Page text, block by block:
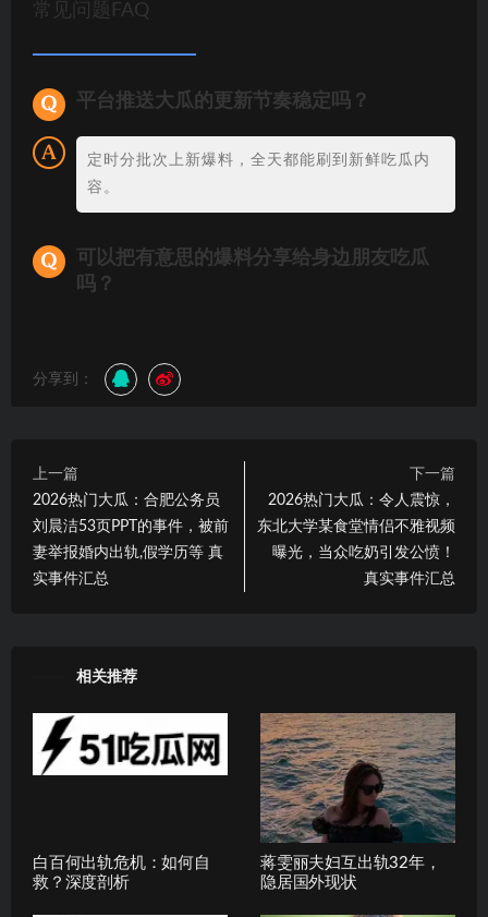
常见问题FAQ
平台推送大瓜的更新节奏稳定吗？
定时分批次上新爆料，全天都能刷到新鲜吃瓜内
容。
可以把有意思的爆料分享给身边朋友吃瓜
吗？
分享到：
上一篇
2026热门大瓜：合肥公务员
刘晨洁53页PPT的事件，被前
妻举报婚内出轨,假学历等 真
实事件汇总
下一篇
2026热门大瓜：令人震惊，
东北大学某食堂情侣不雅视频
曝光，当众吃奶引发公愤！
真实事件汇总
相关推荐
白百何出轨危机：如何自
救？深度剖析
蒋雯丽夫妇互出轨32年，
隐居国外现状